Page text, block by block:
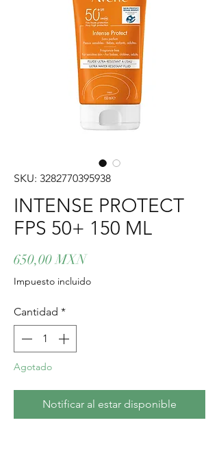
SKU: 3282770395938
INTENSE PROTECT
FPS 50+ 150 ML
650,00 MXNPrecio
Impuesto incluido
Cantidad *
Agotado
Notificar al estar disponible